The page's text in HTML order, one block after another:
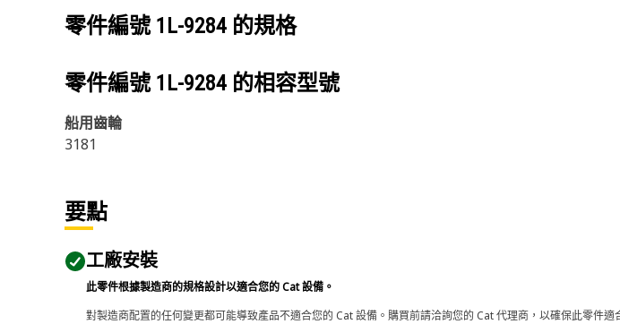
零件編號 1L-9284 的規格
零件編號 1L-9284 的相容型號
船用齒輪
3181
要點
工廠安裝
此零件根據製造商的規格設計以適合您的 Cat 設備。
對製造商配置的任何變更都可能導致產品不適合您的 Cat 設備。購買前請洽詢您的 Cat 代理商，以確保此零件